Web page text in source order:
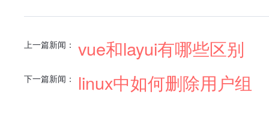
上一篇新闻： vue和layui有哪些区别
下一篇新闻： linux中如何删除用户组